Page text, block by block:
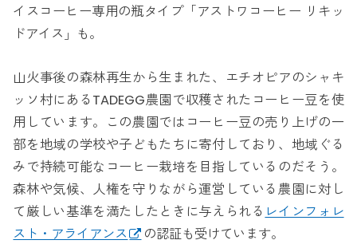
イスコーヒー専用の瓶タイプ「アストワコーヒー リキッ
ドアイス」も。
山火事後の森林再生から生まれた、エチオピアのシャキ
ッソ村にあるTADEGG農園で収穫されたコーヒー豆を使
用しています。この農園ではコーヒー豆の売り上げの一
部を地域の学校や子どもたちに寄付しており、地域ぐる
みで持続可能なコーヒー栽培を目指しているのだそう。
森林や気候、人権を守りながら運営している農園に対し
て厳しい基準を満たしたときに与えられる レインフォレ
スト・アライアンス
の認証も受けています。